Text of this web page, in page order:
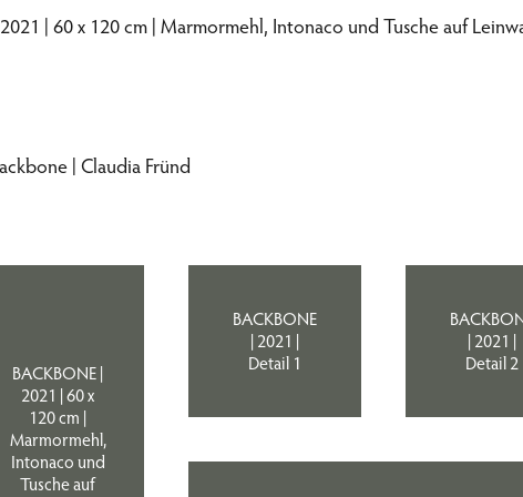
2021 | 60 x 120 cm | Marmormehl, Intonaco und Tusche auf
BACKBONE |
2021 | 60 x
120 cm |
Marmormehl,
Intonaco und
Tusche auf
BACKBONE
| 2021 |
Detail 1
| 2021 |
Detail 2